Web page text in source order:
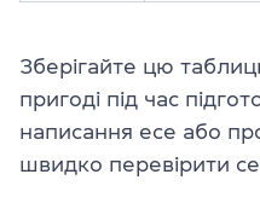
Зберігайте цю
пригоді під час
написання есе або
швидко перевірити